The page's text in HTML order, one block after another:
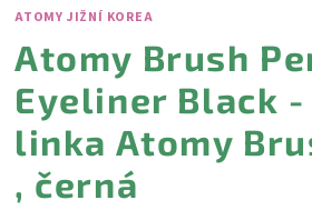
ATOMY JIŽNÍ KOREA
Atomy Brush
Eyeliner Black -
linka Atomy
, černá